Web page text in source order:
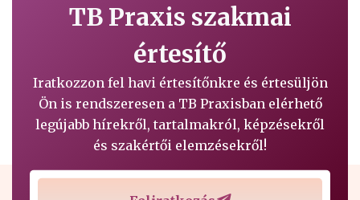
TB Praxis szakmai
értesítő
Iratkozzon fel havi értesítőnkre és értesüljön
Ön is rendszeresen a TB Praxisban elérhető
legújabb hírekről, tartalmakról, képzésekről
és szakértői elemzésekről!